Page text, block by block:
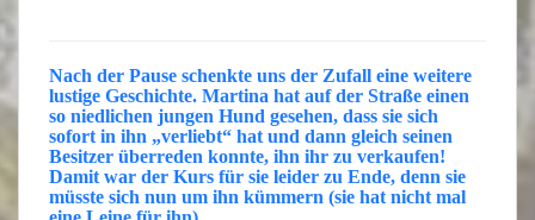
Nach der Pause schenkte uns der Zufall eine weitere
lustige Geschichte. Martina hat auf der Straße einen
so niedlichen jungen Hund gesehen, dass sie sich
sofort in ihn „verliebt“ hat und dann gleich seinen
Besitzer überreden konnte, ihn ihr zu verkaufen!
Damit war der Kurs für sie leider zu Ende, denn sie
müsste sich nun um ihn kümmern (sie hat nicht mal